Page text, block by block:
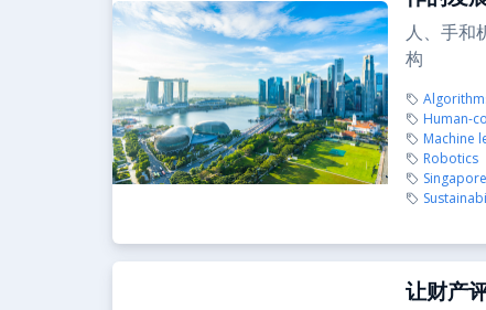
人、手和
构
Human-
Machine
Robotics
让财产